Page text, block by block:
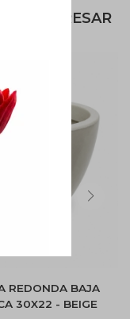
INTERESAR
REDONDA BAJA
30X22 - BEIGE